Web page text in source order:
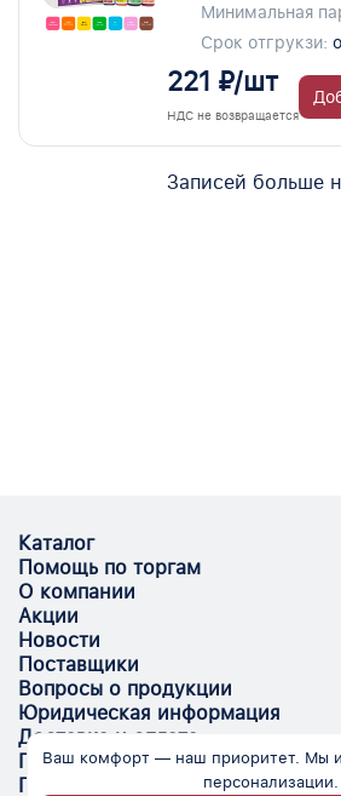
Минимальная
Срок отгрукзи:
221 ₽/шт
НДС не возвращается
Записей больше
Каталог
Помощь по торгам
О компании
Акции
Новости
Поставщики
Вопросы о продукции
Юридическая информация
Доставка и оплата
Поставщикам
Помощь
Ваш комфорт — наш приоритет. Мы
персонализации.